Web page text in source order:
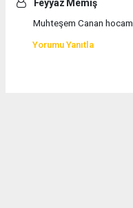
Feyyaz Memiş
Muhteşem Canan hocam
Yorumu Yanıtla